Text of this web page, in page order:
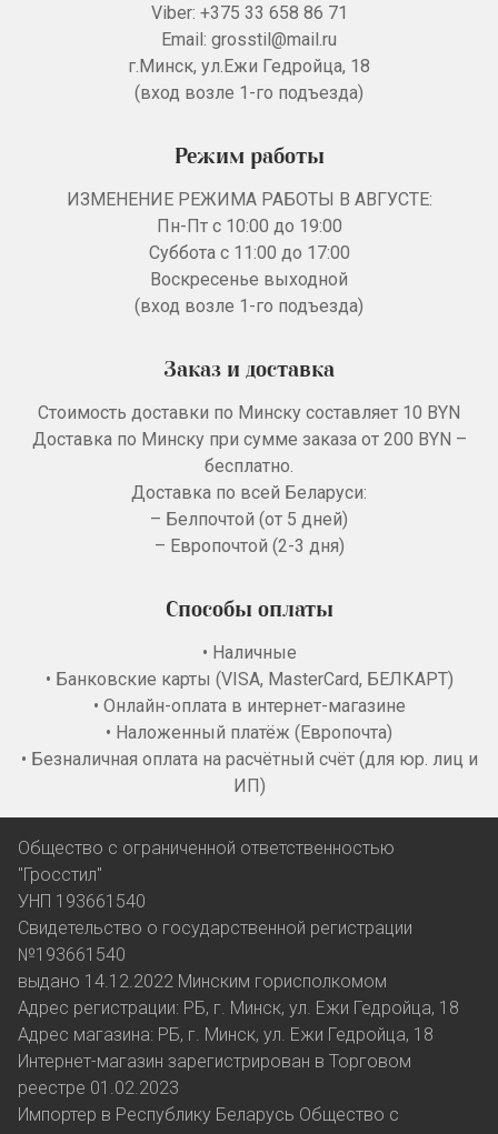
Viber: +375 33 658 86 71
Email: grosstil@mail.ru
г.Минск, ул.Ежи Гедройца, 18
(вход возле 1-го подъезда)
Режим работы
ИЗМЕНЕНИЕ РЕЖИМА РАБОТЫ В АВГУСТЕ:
Пн-Пт с 10:00 до 19:00
Суббота с 11:00 до 17:00
Воскресенье выходной
(вход возле 1-го подъезда)
Заказ и доставка
Стоимость доставки по Минску составляет 10 BYN
Доставка по Минску при сумме заказа от 200 BYN –
бесплатно.
Доставка по всей Беларуси:
– Белпочтой (от 5 дней)
– Европочтой (2-3 дня)
Способы оплаты
• Наличные
• Банковские карты (VISA, MasterCard, БЕЛКАРТ)
• Онлайн-оплата в интернет-магазине
• Наложенный платёж (Европочта)
• Безналичная оплата на расчётный счёт (для юр. лиц и
ИП)
Общество с ограниченной ответственностью
"Гросстил"
УНП 193661540
Свидетельство о государственной регистрации
№193661540
выдано 14.12.2022 Минским горисполкомом
Адрес регистрации: РБ, г. Минск, ул. Ежи Гедройца, 18
Адрес магазина: РБ, г. Минск, ул. Ежи Гедройца, 18
Интернет-магазин зарегистрирован в Торговом
реестре 01.02.2023
Импортер в Республику Беларусь Общество с